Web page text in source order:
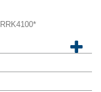
RRK4100*